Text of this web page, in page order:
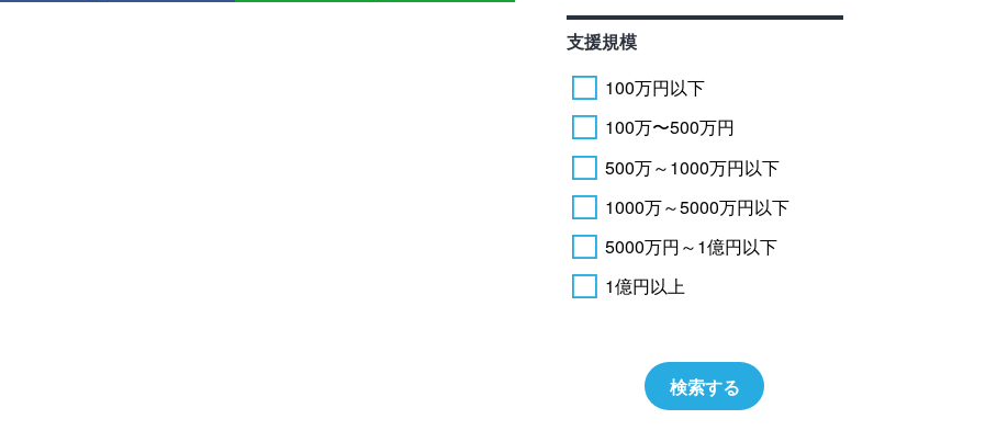
支援規模
100万円以下
100万〜500万円
500万～1000万円以下
1000万～5000万円以下
5000万円～1億円以下
1億円以上